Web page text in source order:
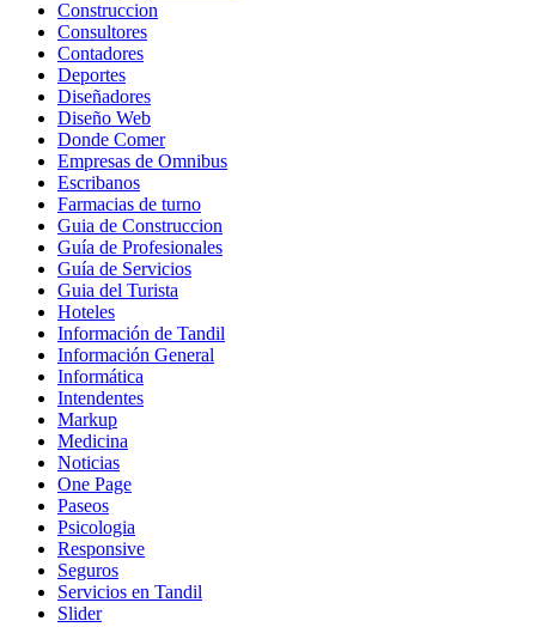
Construccion
Consultores
Contadores
Deportes
Diseñadores
Diseño Web
Donde Comer
Empresas de Omnibus
Escribanos
Farmacias de turno
Guia de Construccion
Guía de Profesionales
Guía de Servicios
Guia del Turista
Hoteles
Información de Tandil
Información General
Informática
Intendentes
Markup
Medicina
Noticias
One Page
Paseos
Psicologia
Responsive
Seguros
Servicios en Tandil
Slider